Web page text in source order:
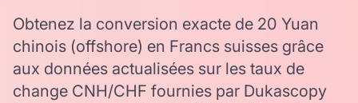
Obtenez la conversion exacte de 20 Yuan
chinois (offshore) en Francs suisses grâce
aux données actualisées sur les taux de
change CNH/CHF fournies par Dukascopy